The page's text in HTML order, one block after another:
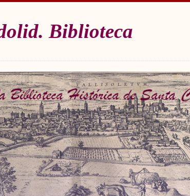
Biblioteca